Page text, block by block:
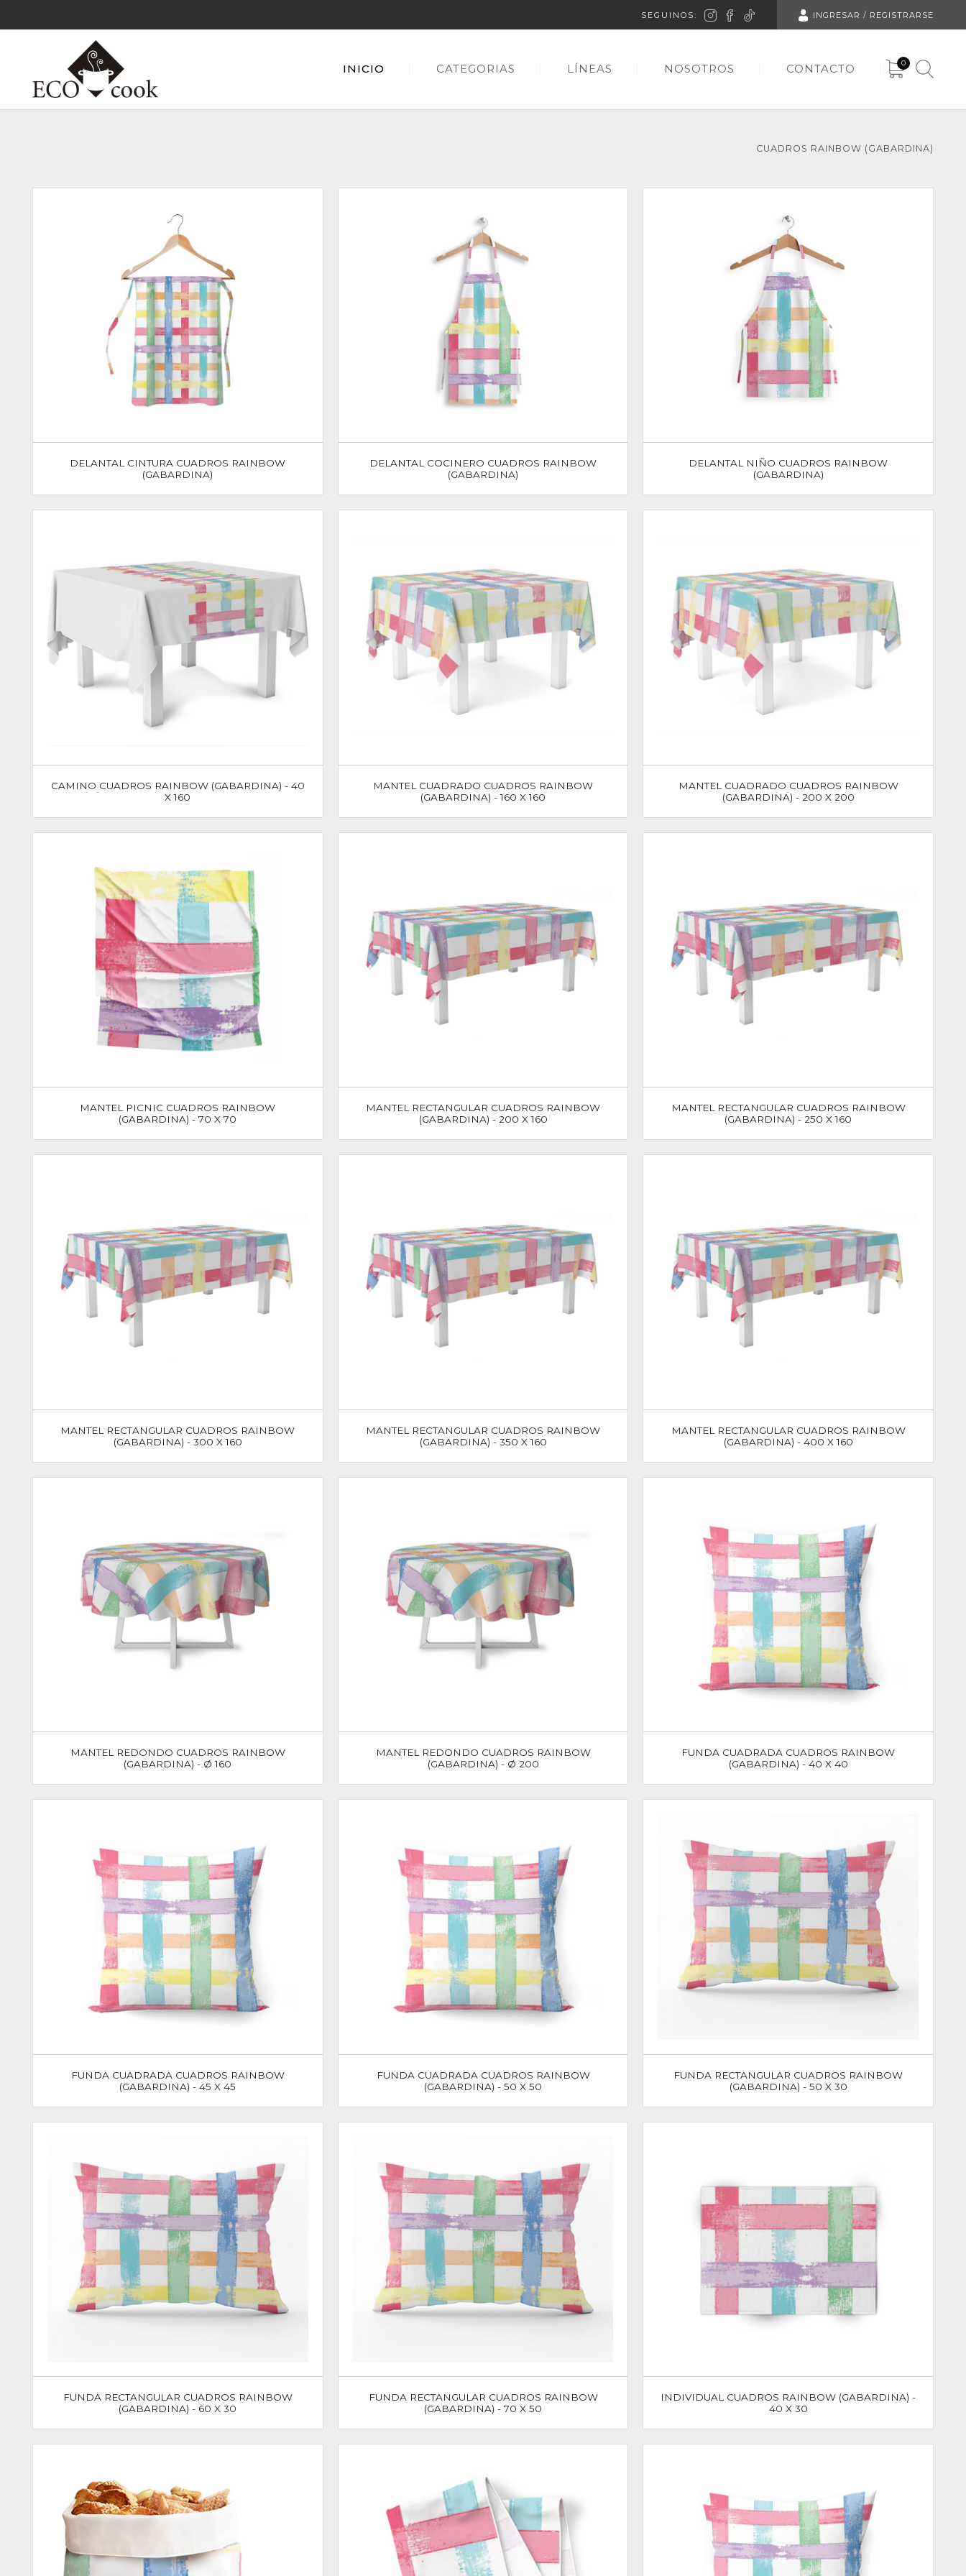
SEGUINOS: INGRESAR / REGISTRARSE
0
INICIO CATEGORIAS LÍNEAS NOSOTROS CONTACTO
CUADROS RAINBOW (GABARDINA)
DELANTAL CINTURA CUADROS RAINBOW
(GABARDINA)
DELANTAL COCINERO CUADROS RAINBOW
(GABARDINA)
DELANTAL NIÑO CUADROS RAINBOW
(GABARDINA)
CAMINO CUADROS RAINBOW (GABARDINA) - 40
X 160
MANTEL CUADRADO CUADROS RAINBOW
(GABARDINA) - 160 X 160
MANTEL CUADRADO CUADROS RAINBOW
(GABARDINA) - 200 X 200
MANTEL PICNIC CUADROS RAINBOW
(GABARDINA) - 70 X 70
MANTEL RECTANGULAR CUADROS RAINBOW
(GABARDINA) - 200 X 160
MANTEL RECTANGULAR CUADROS RAINBOW
(GABARDINA) - 250 X 160
MANTEL RECTANGULAR CUADROS RAINBOW
(GABARDINA) - 300 X 160
MANTEL RECTANGULAR CUADROS RAINBOW
(GABARDINA) - 350 X 160
MANTEL RECTANGULAR CUADROS RAINBOW
(GABARDINA) - 400 X 160
MANTEL REDONDO CUADROS RAINBOW
(GABARDINA) - Ø 160
MANTEL REDONDO CUADROS RAINBOW
(GABARDINA) - Ø 200
FUNDA CUADRADA CUADROS RAINBOW
(GABARDINA) - 40 X 40
FUNDA CUADRADA CUADROS RAINBOW
(GABARDINA) - 45 X 45
FUNDA CUADRADA CUADROS RAINBOW
(GABARDINA) - 50 X 50
FUNDA RECTANGULAR CUADROS RAINBOW
(GABARDINA) - 50 X 30
FUNDA RECTANGULAR CUADROS RAINBOW
(GABARDINA) - 60 X 30
FUNDA RECTANGULAR CUADROS RAINBOW
(GABARDINA) - 70 X 50
INDIVIDUAL CUADROS RAINBOW (GABARDINA) -
40 X 30